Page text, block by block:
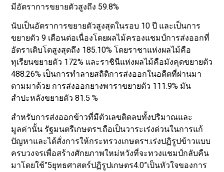
มีอัตราการขยายตัวสูงถึง 59.8%
นับเป็นอัตราการขยายตัวสูงสุดในรอบ 10 ปี และเป็นการ
ขยายตัว 9 เดือนต่อเนื่องโดยผลไม้ครองแชมป์การส่งออกที่
อัตราเติบโตสูงสุดถึง 185.10% โดยราชาแห่งผลไม้คือ
ทุเรียนขยายตัว 172% และราชินีแห่งผลไม้คือมังคุดขยายตัว
488.26% เป็นการทำลายสถิติการส่งออกในอดีตที่ผ่านมา
ตามมาด้วย การส่งออกยางพาราขยายตัว 111.9% มัน
สำปะหลังขยายตัว 81.5 %
สำหรับการส่งออกข้าวที่มีตัวเลขติดลบทั้งปริมาณและ
มูลค่านั้น รัฐมนตรีเกษตรฯ.ถือเป็นวาระเร่งด่วนในการแก้
ปัญหาและได้สั่งการให้กระทรวงเกษตรฯ.เร่งปฏิรูปข้าวแบบ
ครบวงจรเพื่อสร้างศักยภาพใหม่หวังที่จะทวงแชมป์กลับคืน
มาโดยใช้”5ยุทธศาสตร์ปฏิรูปเกษตร4.0”เป็นหัวใจของการ